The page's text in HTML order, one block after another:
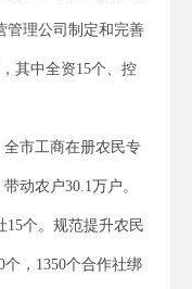
管理公司制定和完善
其中全资15个、控
市工商在册农民专
动农户30.1万户。
15个。规范提升农民
个，1350个合作社绑